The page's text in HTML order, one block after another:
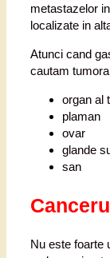
metastazelor
localizate in
Atunci cand
cautam
organ al
plaman
ovar
glande
san
Nu este foarte